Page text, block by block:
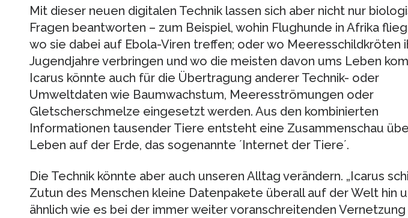
Mit dieser neuen digitalen Technik lassen sich aber nicht nur
Fragen beantworten – zum Beispiel, wohin Flughunde in Afrika
wo sie dabei auf Ebola-Viren treffen; oder wo Meeresschildkröten
Jugendjahre verbringen und wo die meisten davon ums Leben
Icarus könnte auch für die Übertragung anderer Technik- oder
Umweltdaten wie Baumwachstum, Meeresströmungen oder
Gletscherschmelze eingesetzt werden. Aus den kombinierten
Informationen tausender Tiere entsteht eine Zusammenschau
Leben auf der Erde, das sogenannte ´Internet der Tiere´.
Die Technik könnte aber auch unseren Alltag verändern. „Icarus
Zutun des Menschen kleine Datenpakete überall auf der Welt hin
ähnlich wie es bei der immer weiter voranschreitenden Vernetzung